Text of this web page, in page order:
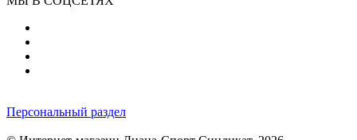
Персональный раздел